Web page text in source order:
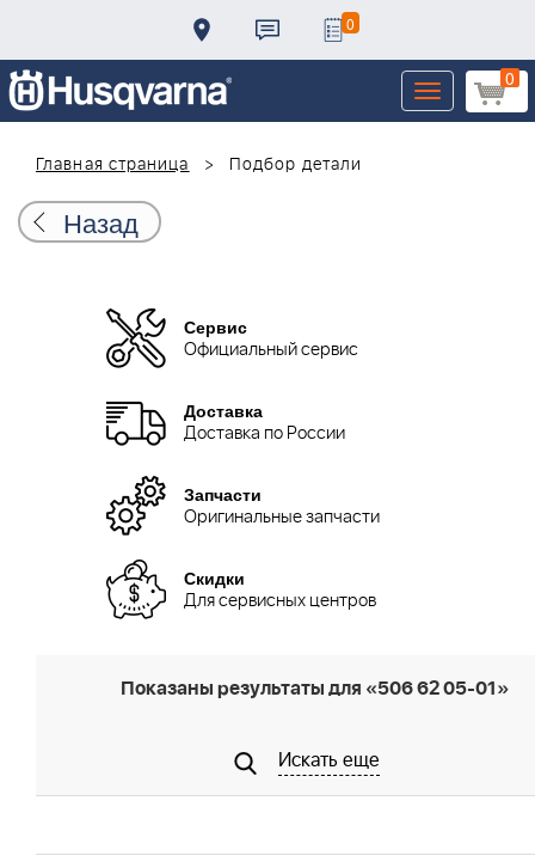
0
0
Toggle
navigation
Главная страница
Подбор детали
Назад
Сервис
Официальный сервис
Доставка
Доставка по России
Запчасти
Оригинальные запчасти
Скидки
Для сервисных центров
Показаны результаты для «506 62 05-01»
Искать еще